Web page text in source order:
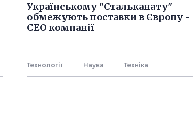
Українському "Стальканату"
обмежують поставки в Європу -
СЕО компанії
Технології Наука Технiка